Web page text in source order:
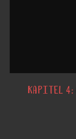
Kapitel 4: